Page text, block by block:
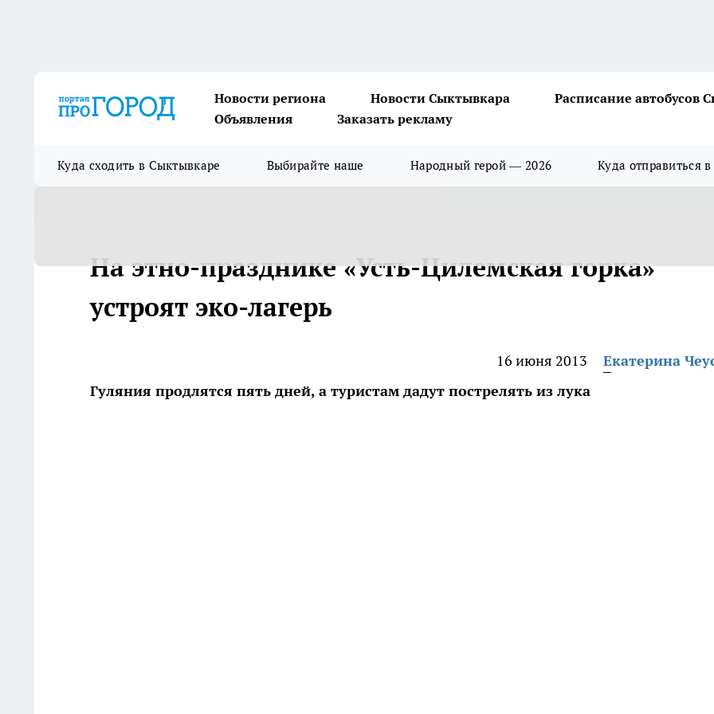
Новости региона Новости Сыктывкара
Расписание автобусов
Объявления
Заказать рекламу
Куда сходить в Сыктывкаре Выбирайте наше Народный герой — 2026 Куда отправиться в
На этно-празднике «Усть-Цилемская горка»
устроят эко-лагерь
16 июня 2013
Екатерина
Гуляния продлятся пять дней, а туристам дадут пострелять из лука